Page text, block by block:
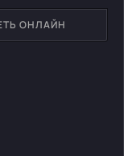
ОНЛАЙН